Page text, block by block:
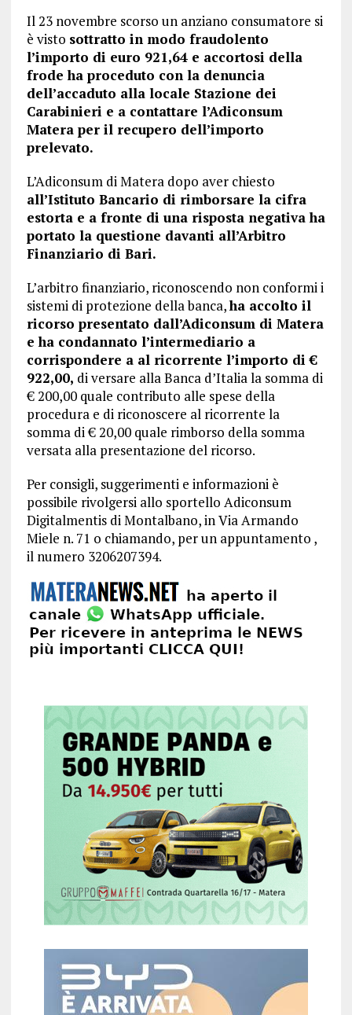
Il 23 novembre scorso un anziano consumatore si
è visto sottratto in modo fraudolento
l’importo di euro 921,64 e accortosi della
frode ha proceduto con la denuncia
dell’accaduto alla locale Stazione dei
Carabinieri e a contattare l’Adiconsum
Matera per il recupero dell’importo
prelevato.
L’Adiconsum di Matera dopo aver chiesto
all’Istituto Bancario di rimborsare la cifra
estorta e a fronte di una risposta negativa ha
portato la questione davanti all’Arbitro
Finanziario di Bari.
L’arbitro finanziario, riconoscendo non conformi i
sistemi di protezione della banca,ha accolto il
ricorso presentato dall’Adiconsum di Matera
e ha condannato l’intermediario a
corrispondere a al ricorrente l’importo di €
922,00, di versare alla Banca d’Italia la somma di
€ 200,00 quale contributo alle spese della
procedura e di riconoscere al ricorrente la
somma di € 20,00 quale rimborso della somma
versata alla presentazione del ricorso.
Per consigli, suggerimenti e informazioni è
possibile rivolgersi allo sportello Adiconsum
Digitalmentis di Montalbano, in Via Armando
Miele n. 71 o chiamando, per un appuntamento ,
il numero 3206207394.